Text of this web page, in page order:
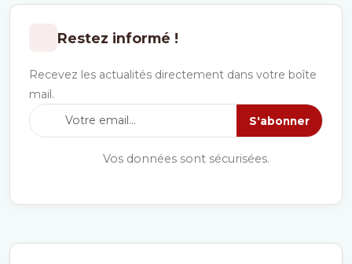
Restez informé !
Recevez les actualités directement dans votre boîte
mail.
S'abonner
Vos données sont sécurisées.